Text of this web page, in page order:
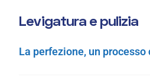
Levigatura e pulizia
La perfezione, un processo